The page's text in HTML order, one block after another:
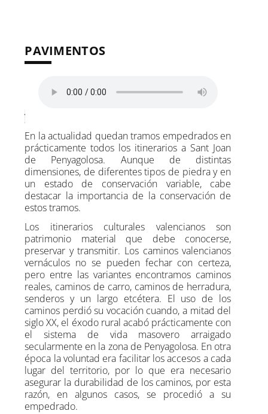
PAVIMENTOS
En la actualidad quedan tramos empedrados en
prácticamente todos los itinerarios a Sant Joan
de Penyagolosa. Aunque de distintas
dimensiones, de diferentes tipos de piedra y en
un estado de conservación variable, cabe
destacar la importancia de la conservación de
estos tramos.
Los itinerarios culturales valencianos son
patrimonio material que debe conocerse,
preservar y transmitir. Los caminos valencianos
vernáculos no se pueden fechar con certeza,
pero entre las variantes encontramos caminos
reales, caminos de carro, caminos de herradura,
senderos y un largo etcétera. El uso de los
caminos perdió su vocación cuando, a mitad del
siglo XX, el éxodo rural acabó prácticamente con
el sistema de vida masovero arraigado
secularmente en la zona de Penyagolosa. En otra
época la voluntad era facilitar los accesos a cada
lugar del territorio, por lo que era necesario
asegurar la durabilidad de los caminos, por esta
razón, en algunos casos, se procedió a su
empedrado.